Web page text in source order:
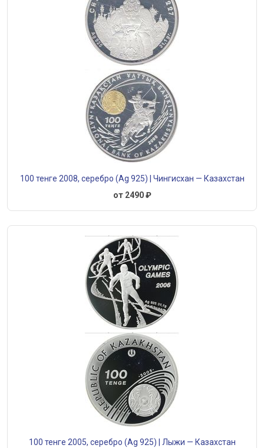
100 тенге 2008, серебро (Ag 925) | Чингисхан — Казахстан
от 2490 ₽
100 тенге 2005, серебро (Ag 925) | Лыжи — Казахстан